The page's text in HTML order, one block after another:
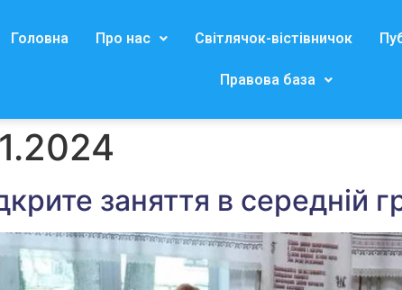
Головна Про нас Світлячок-вістівничок
Правова база
заняття в середній